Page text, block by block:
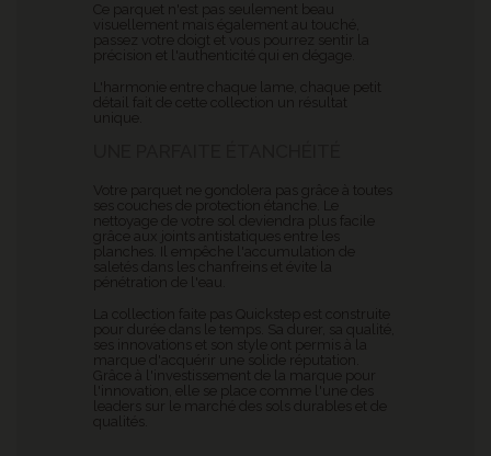
Ce parquet n'est pas seulement beau
visuellement mais également au touché,
passez votre doigt et vous pourrez sentir la
précision et l'authenticité qui en dégage.
L'harmonie entre chaque lame, chaque petit
détail fait de cette collection un résultat
Votre parquet ne gondolera pas grâce à toutes
ses couches de protection étanche. Le
nettoyage de votre sol deviendra plus facile
grâce aux joints antistatiques entre les
planches. Il empêche l'accumulation de
saletés dans les chanfreins et évite la
pénétration de l'eau.
La collection faite pas Quickstep est construite
pour durée dans le temps. Sa durer, sa qualité,
ses innovations et son style ont permis à la
marque d'acquérir une solide réputation.
Grâce à l'investissement de la marque pour
l'innovation, elle se place comme l'une des
leaders sur le marché des sols durables et de
qualités.